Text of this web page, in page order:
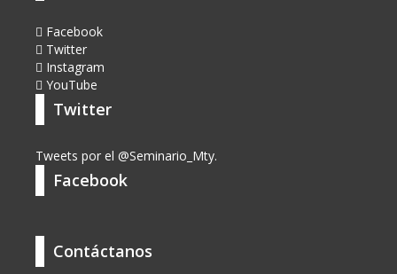
Facebook
Twitter
Instagram
YouTube
Twitter
Tweets por el @Seminario_Mty.
Facebook
Contáctanos